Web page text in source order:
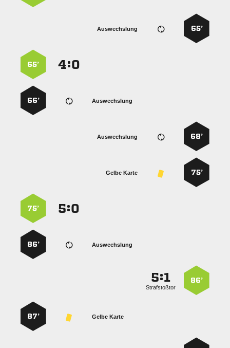
65’
Auswechslung
:
65’
Auswechslung
66’
68’
Auswechslung
75’
Gelbe Karte
:
75’
Auswechslung
86’
86’
:
Strafstoßtor
Gelbe Karte
87’